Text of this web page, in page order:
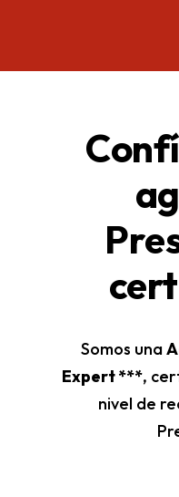
Somos una
Expert ***,
nivel de